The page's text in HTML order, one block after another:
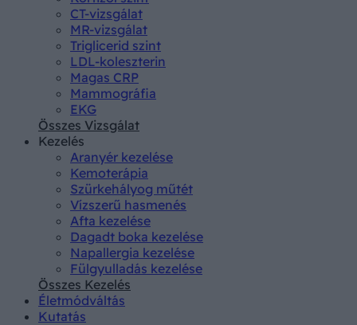
CT-vizsgálat
MR-vizsgálat
Triglicerid szint
LDL-koleszterin
Magas CRP
Mammográfia
EKG
Összes Vizsgálat
Kezelés
Aranyér kezelése
Kemoterápia
Szürkehályog műtét
Vízszerű hasmenés
Afta kezelése
Dagadt boka kezelése
Napallergia kezelése
Fülgyulladás kezelése
Összes Kezelés
Életmódváltás
Kutatás